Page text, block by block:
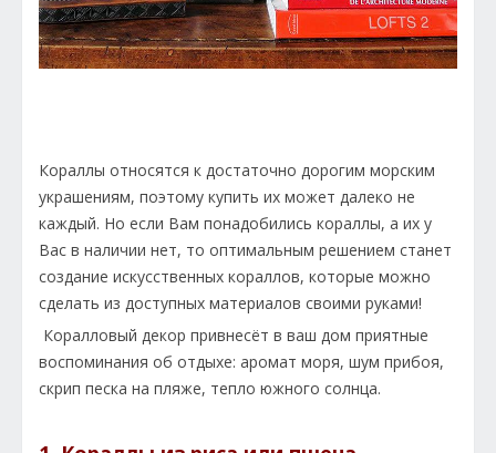
Кораллы относятся к достаточно дорогим морским
украшениям, поэтому купить их может далеко не
каждый. Но если Вам понадобились кораллы, а их у
Вас в наличии нет, то оптимальным решением станет
создание искусственных кораллов, которые можно
сделать из доступных материалов своими руками!
Коралловый декор привнесёт в ваш дом приятные
воспоминания об отдыхе: аромат моря, шум прибоя,
скрип песка на пляже, тепло южного солнца.